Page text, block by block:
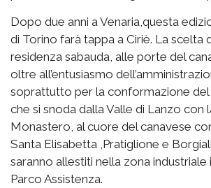
Dopo due anni a Venaria,questa
di Torino farà tappa a Ciriè. La scelta
residenza sabauda, alle porte del
oltre all’entusiasmo
soprattutto per la conformazione
che si snoda dalla Valle di Lanzo con
Monastero, al cuore del canavese
Santa Elisabetta ,Pratiglione e
saranno allestiti nella zona industriale
Parco Assistenza.